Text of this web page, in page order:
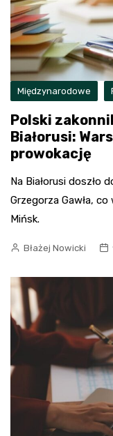
Międzynarodowe
Polski
Białorusi:
prowokację
Na Białorusi doszło
Grzegorza Gawła,
Mińsk.
Błażej Nowicki